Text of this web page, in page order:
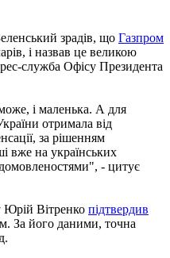
зрадів, що Газпром
і назвав це великою
служба Офісу Президента
і маленька. А для
отримала від
за рішенням
вже на українських
- цитує
Юрій Вітренко підтвердив
За його даними, точна